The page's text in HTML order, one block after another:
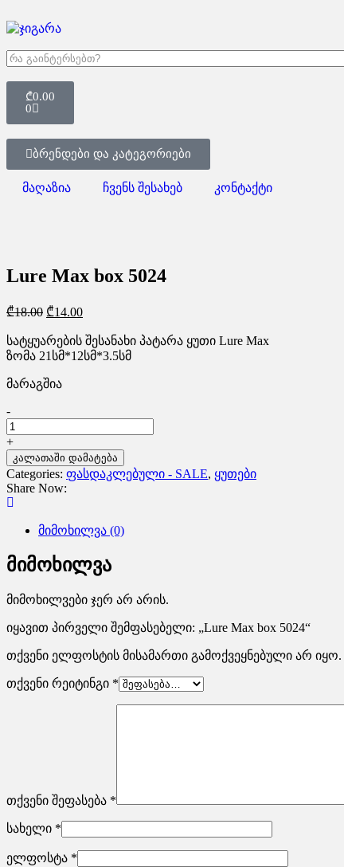
₾0.00
0
ბრენდები და კატეგორიები
მაღაზია ჩვენს შესახებ კონტაქტი
Lure Max box 5024
₾18.00 ₾14.00
სატყუარების შესანახი პატარა ყუთი Lure Max
ზომა 21სმ*12სმ*3.5სმ
მარაგშია
-
+
კალათაში დამატება
Categories: ფასდაკლებული - SALE, ყუთები
Share Now:
მიმოხილვა (0)
მიმოხილვა
მიმოხილვები ჯერ არ არის.
იყავით პირველი შემფასებელი: „Lure Max box 5024“
თქვენი ელფოსტის მისამართი გამოქვეყნებული არ იყო.
თქვენი რეიტინგი *
თქვენი შეფასება *
სახელი *
ელფოსტა *